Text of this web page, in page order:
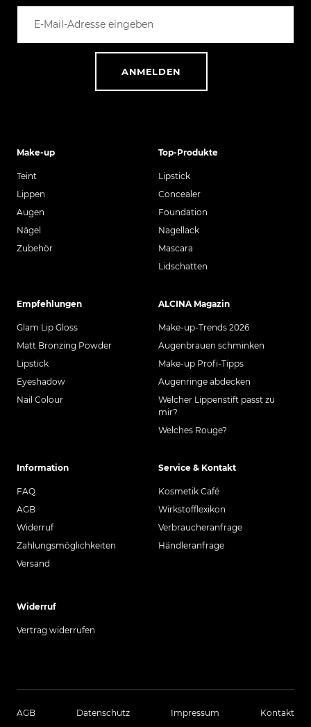
ANMELDEN
Make-up
Teint
Lippen
Augen
Nägel
Zubehör
Top-Produkte
Lipstick
Concealer
Foundation
Nagellack
Mascara
Lidschatten
Empfehlungen
Glam Lip Gloss
Matt Bronzing Powder
Lipstick
Eyeshadow
Nail Colour
ALCINA Magazin
Make-up-Trends 2026
Augenbrauen schminken
Make-up Profi-Tipps
Augenringe abdecken
Welcher Lippenstift passt zu
mir?
Welches Rouge?
Information
FAQ
AGB
Widerruf
Zahlungsmöglichkeiten
Versand
Service & Kontakt
Kosmetik Café
Wirkstofflexikon
Verbraucheranfrage
Händleranfrage
Widerruf
Vertrag widerrufen
AGB Datenschutz Impressum Kontakt